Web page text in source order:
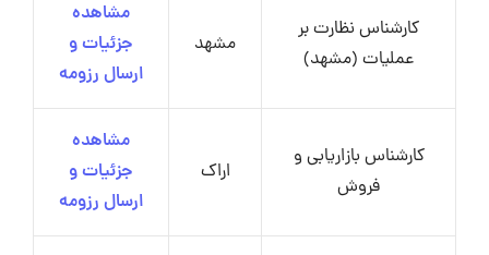
کارشناس نظارت بر
عملیات (مشهد)
مشهد
مشاهده
جزئیات و
ارسال رزومه
کارشناس بازاریابی و
فروش
اراک
مشاهده
جزئیات و
ارسال رزومه